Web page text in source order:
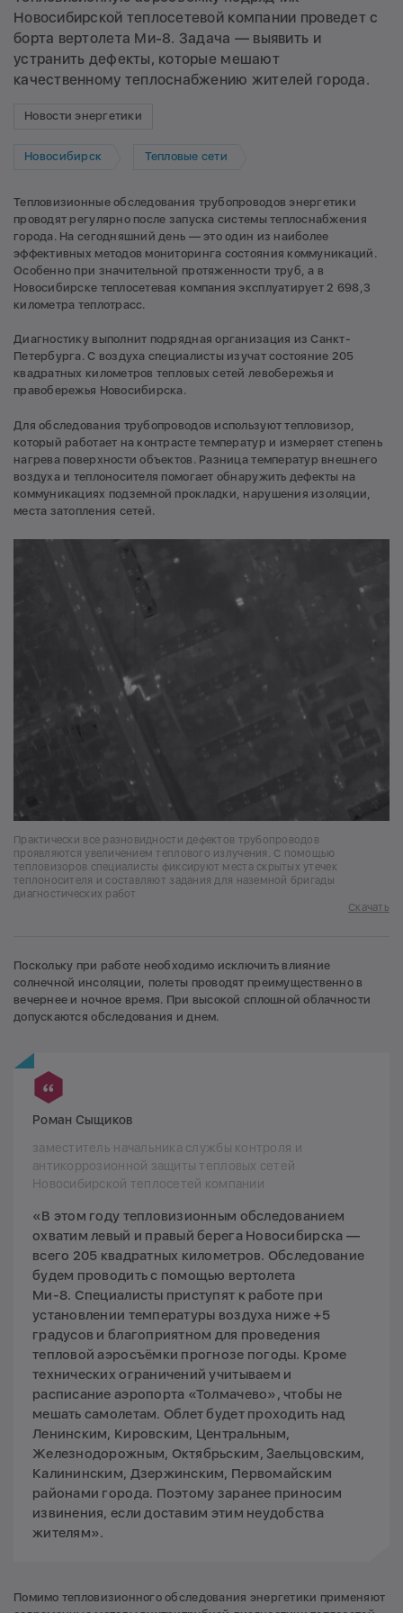
Новосибирской теплосетевой компании проведет с
борта вертолета Ми-8. Задача — выявить и
устранить дефекты, которые мешают
качественному теплоснабжению жителей города.
Новости энергетики
Новосибирск Тепловые сети
Тепловизионные обследования трубопроводов энергетики
проводят регулярно после запуска системы теплоснабжения
города. На сегодняшний день — это один из наиболее
эффективных методов мониторинга состояния коммуникаций.
Особенно при значительной протяженности труб, а в
Новосибирске теплосетевая компания эксплуатирует 2 698,3
километра теплотрасс.
Диагностику выполнит подрядная организация из Санкт-
Петербурга. С воздуха специалисты изучат состояние 205
квадратных километров тепловых сетей левобережья и
правобережья Новосибирска.
Для обследования трубопроводов используют тепловизор,
который работает на контрасте температур и измеряет степень
нагрева поверхности объектов. Разница температур внешнего
воздуха и теплоносителя помогает обнаружить дефекты на
коммуникациях подземной прокладки, нарушения изоляции,
места затопления сетей.
Практически все разновидности дефектов трубопроводов
проявляются увеличением теплового излучения. С помощью
тепловизоров специалисты фиксируют места скрытых утечек
теплоносителя и составляют задания для наземной бригады
диагностических работ
Скачать
Поскольку при работе необходимо исключить влияние
солнечной инсоляции, полеты проводят преимущественно в
вечернее и ночное время. При высокой сплошной облачности
допускаются обследования и днем.
Роман Сыщиков
заместитель начальника службы контроля и
антикоррозионной защиты тепловых сетей
Новосибирской теплосетей компании
«В этом году тепловизионным обследованием
охватим левый и правый берега Новосибирска —
всего 205 квадратных километров. Обследование
будем проводить с помощью вертолета
Ми-8. Специалисты приступят к работе при
установлении температуры воздуха ниже +5
градусов и благоприятном для проведения
тепловой аэросъёмки прогнозе погоды. Кроме
технических ограничений учитываем и
расписание аэропорта «Толмачево», чтобы не
мешать самолетам. Облет будет проходить над
Ленинским, Кировским, Центральным,
Железнодорожным, Октябрьским, Заельцовским,
Калининским, Дзержинским, Первомайским
районами города. Поэтому заранее приносим
извинения, если доставим этим неудобства
жителям».
Помимо тепловизионного обследования энергетики применяют